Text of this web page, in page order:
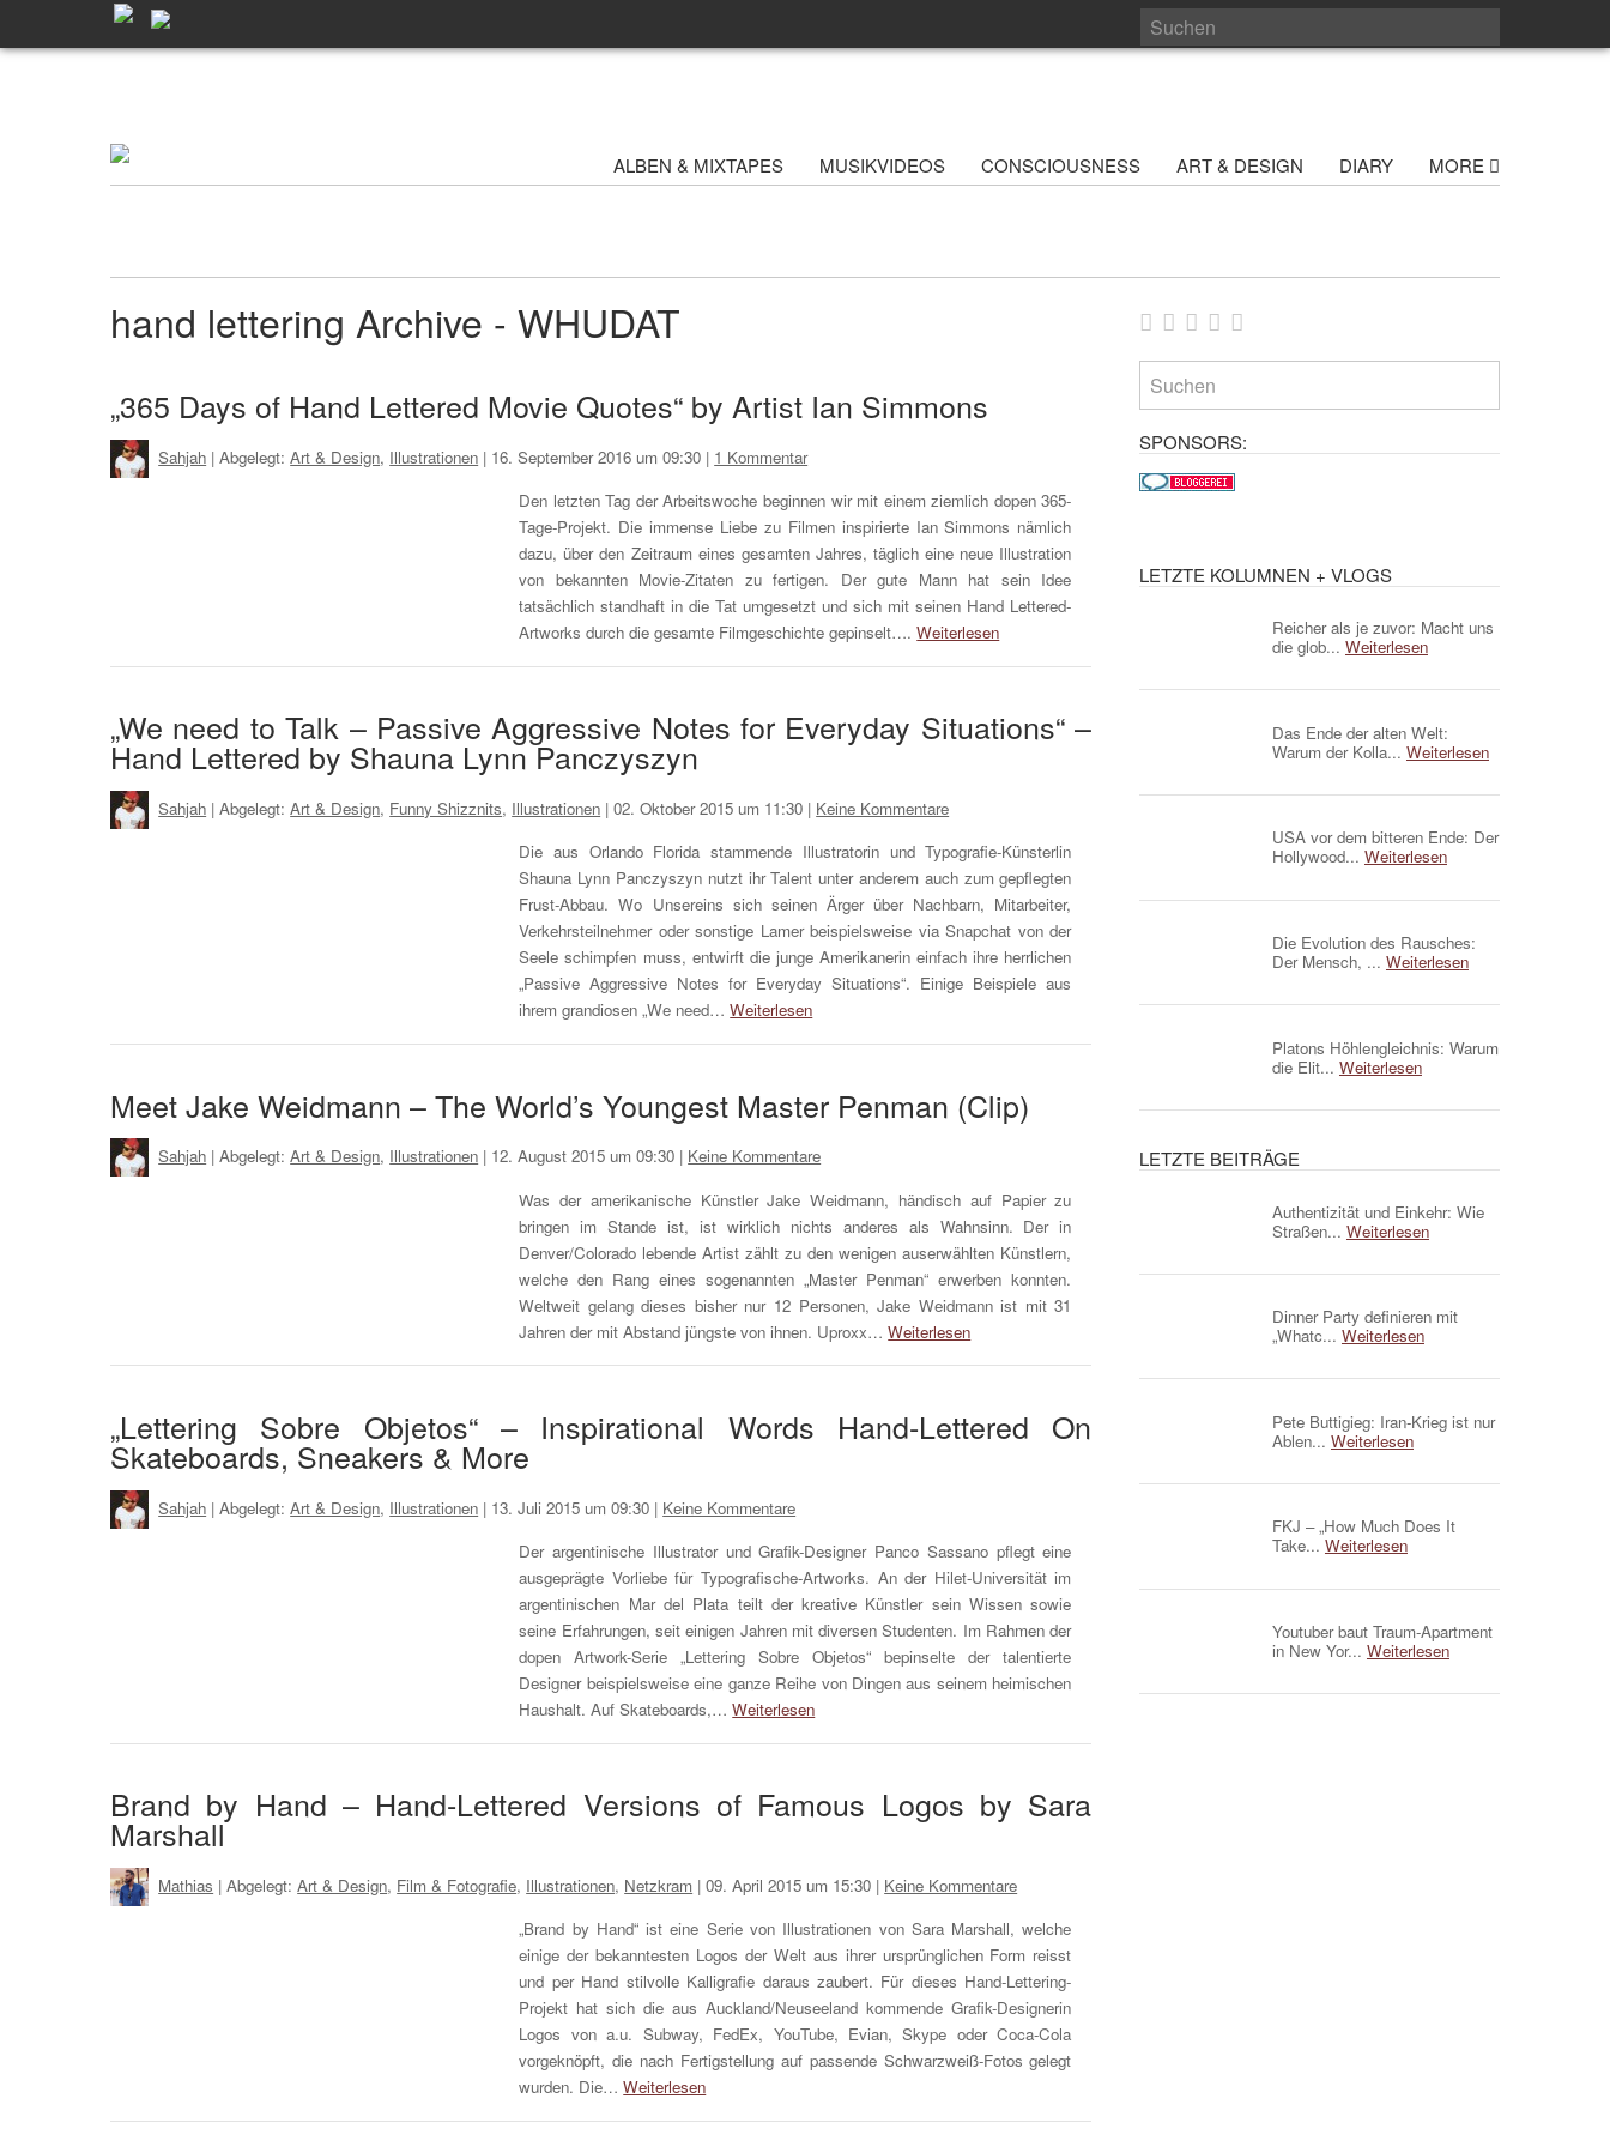
ALBEN & MIXTAPES MUSIKVIDEOS CONSCIOUSNESS ART & DESIGN DIARY MORE
hand lettering Archive - WHUDAT
„365 Days of Hand Lettered Movie Quotes“ by Artist Ian Simmons
Sahjah | Abgelegt:Art & Design, Illustrationen | 16. September 2016 um 09:30 | 1 Kommentar
Den letzten Tag der Arbeitswoche beginnen wir mit einem ziemlich dopen 365-
Tage-Projekt. Die immense Liebe zu Filmen inspirierte Ian Simmons nämlich
dazu, über den Zeitraum eines gesamten Jahres, täglich eine neue Illustration
von bekannten Movie-Zitaten zu fertigen. Der gute Mann hat sein Idee
tatsächlich standhaft in die Tat umgesetzt und sich mit seinen Hand Lettered-
Artworks durch die gesamte Filmgeschichte gepinselt….Weiterlesen
„We need to Talk – Passive Aggressive Notes for Everyday Situations“ –
Hand Lettered by Shauna Lynn Panczyszyn
Sahjah | Abgelegt:Art & Design, Funny Shizznits, Illustrationen |02. Oktober 2015 um 11:30 | Keine Kommentare
Die aus Orlando Florida stammende Illustratorin und Typografie-Künsterlin
Shauna Lynn Panczyszyn nutzt ihr Talent unter anderem auch zum gepflegten
Frust-Abbau. Wo Unsereins sich seinen Ärger über Nachbarn, Mitarbeiter,
Verkehrsteilnehmer oder sonstige Lamer beispielsweise via Snapchat von der
Seele schimpfen muss, entwirft die junge Amerikanerin einfach ihre herrlichen
„Passive Aggressive Notes for Everyday Situations“. Einige Beispiele aus
ihrem grandiosen „We need…Weiterlesen
Meet Jake Weidmann – The World’s Youngest Master Penman (Clip)
Sahjah | Abgelegt:Art & Design, Illustrationen | 12. August 2015 um 09:30 | Keine Kommentare
Was der amerikanische Künstler Jake Weidmann, händisch auf Papier zu
bringen im Stande ist, ist wirklich nichts anderes als Wahnsinn. Der in
Denver/Colorado lebende Artist zählt zu den wenigen auserwählten Künstlern,
welche den Rang eines sogenannten „Master Penman“ erwerben konnten.
Weltweit gelang dieses bisher nur 12 Personen, Jake Weidmann ist mit 31
Jahren der mit Abstand jüngste von ihnen. Uproxx…Weiterlesen
„Lettering Sobre Objetos“ – Inspirational Words Hand-Lettered On
Skateboards, Sneakers & More
Sahjah | Abgelegt:Art & Design, Illustrationen | 13. Juli 2015 um 09:30 | Keine Kommentare
Der argentinische Illustrator und Grafik-Designer Panco Sassano pflegt eine
ausgeprägte Vorliebe für Typografische-Artworks. An der Hilet-Universität im
argentinischen Mar del Plata teilt der kreative Künstler sein Wissen sowie
seine Erfahrungen, seit einigen Jahren mit diversen Studenten. Im Rahmen der
dopen Artwork-Serie „Lettering Sobre Objetos“ bepinselte der talentierte
Designer beispielsweise eine ganze Reihe von Dingen aus seinem heimischen
Haushalt. Auf Skateboards,…Weiterlesen
Brand by Hand – Hand-Lettered Versions of Famous Logos by Sara
Marshall
Mathias | Abgelegt:Art & Design, Film & Fotografie, Illustrationen, Netzkram |09. April 2015 um 15:30 | Keine Kommentare
„Brand by Hand“ ist eine Serie von Illustrationen von Sara Marshall, welche
einige der bekanntesten Logos der Welt aus ihrer ursprünglichen Form reisst
und per Hand stilvolle Kalligrafie daraus zaubert. Für dieses Hand-Lettering-
Projekt hat sich die aus Auckland/Neuseeland kommende Grafik-Designerin
Logos von a.u. Subway, FedEx, YouTube, Evian, Skype oder Coca-Cola
vorgeknöpft, die nach Fertigstellung auf passende Schwarzweiß-Fotos gelegt
wurden. Die…Weiterlesen
SPONSORS:
LETZTE KOLUMNEN + VLOGS
Reicher als je zuvor: Macht uns
die glob... Weiterlesen
Das Ende der alten Welt:
Warum der Kolla... Weiterlesen
USA vor dem bitteren Ende: Der
Hollywood... Weiterlesen
Die Evolution des Rausches:
Der Mensch, ... Weiterlesen
Platons Höhlengleichnis: Warum
die Elit... Weiterlesen
LETZTE BEITRÄGE
Authentizität und Einkehr: Wie
Straßen... Weiterlesen
Dinner Party definieren mit
„Whatc... Weiterlesen
Pete Buttigieg: Iran-Krieg ist nur
Ablen... Weiterlesen
FKJ – „How Much Does It
Take... Weiterlesen
Youtuber baut Traum-Apartment
in New Yor... Weiterlesen